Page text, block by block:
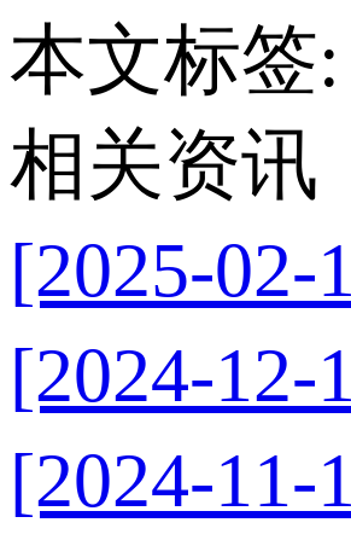
本文标签:
相关资讯
[2025-02-
[2024-12-
[2024-11-